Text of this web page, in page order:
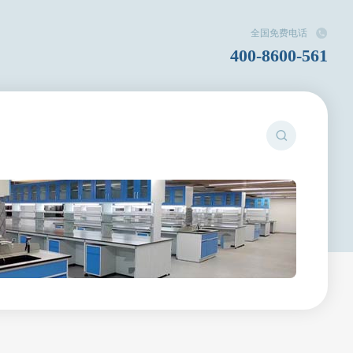
全国免费电话
400-8600-561